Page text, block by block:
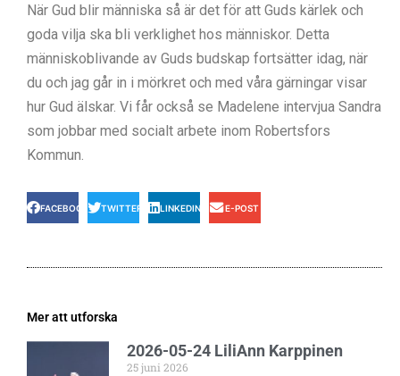
När Gud blir människa så är det för att Guds kärlek och
goda vilja ska bli verklighet hos människor. Detta
människoblivande av Guds budskap fortsätter idag, när
du och jag går in i mörkret och med våra gärningar visar
hur Gud älskar. Vi får också se Madelene intervjua Sandra
som jobbar med socialt arbete inom Robertsfors
Kommun.
FACEBOOK TWITTER LINKEDIN E-POST
Mer att utforska
2026-05-24 LiliAnn Karppinen
25 juni 2026